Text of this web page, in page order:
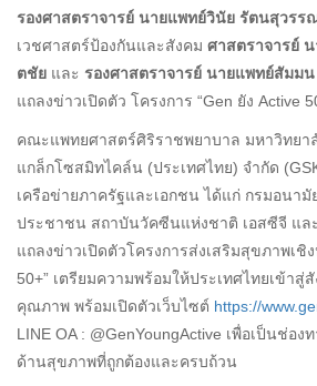
รองศาสตราจารย์ นายแพทย์วินัย รัตนสุวรร
เวชศาสตร์ป้องกันและสังคม ศาสตราจารย์
ตชัย และ รองศาสตราจารย์ นายแพทย์สัมม
แถลงข่าวเปิดตัว โครงการ “Gen ยัง Active
คณะแพทยศาสตร์ศิริราชพยาบาล มหาวิทยา
แกล็กโซสมิทไคล์น (ประเทศไทย) จำกัด
เครือข่ายภาครัฐและเอกชน ได้แก่ กรมอนา
ประชาชน สถาบันวัคซีนแห่งชาติ เอสซีจี แล
แถลงข่าวเปิดตัวโครงการส่งเสริมสุขภาพเชิง
50+” เตรียมความพร้อมให้ประเทศไทยเข้าสู่
คุณภาพ พร้อมเปิดตัวเว็บไซต์ https://
LINE OA : @GenYoungActive เพื่อเป็นช่อง
ด้านสุขภาพที่ถูกต้องและครบถ้วน